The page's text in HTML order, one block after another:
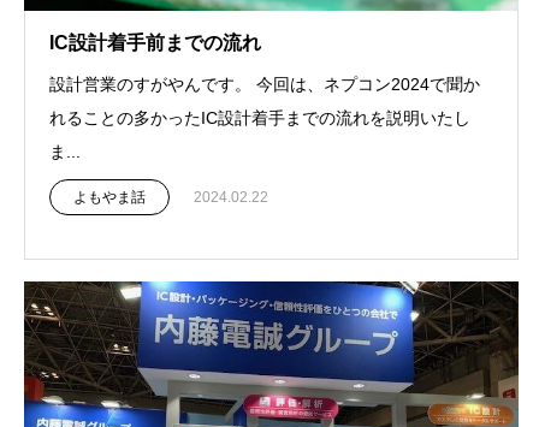
IC設計着手前までの流れ
設計営業のすがやんです。 今回は、ネプコン2024で聞か
れることの多かったIC設計着手までの流れを説明いたし
ま...
よもやま話 2024.02.22